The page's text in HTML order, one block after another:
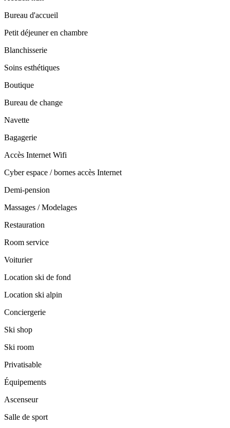
Bureau d'accueil
Petit déjeuner en chambre
Blanchisserie
Soins esthétiques
Boutique
Bureau de change
Navette
Bagagerie
Accès Internet Wifi
Cyber espace / bornes accès Internet
Demi-pension
Massages / Modelages
Restauration
Room service
Voiturier
Location ski de fond
Location ski alpin
Conciergerie
Ski shop
Ski room
Privatisable
Équipements
Ascenseur
Salle de sport